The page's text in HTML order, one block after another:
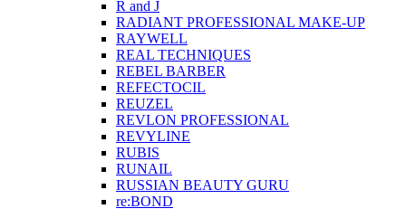
R and J
RADIANT PROFESSIONAL MAKE-UP
RAYWELL
REAL TECHNIQUES
REBEL BARBER
REFECTOCIL
REUZEL
REVLON PROFESSIONAL
REVYLINE
RUBIS
RUNAIL
RUSSIAN BEAUTY GURU
re:BOND